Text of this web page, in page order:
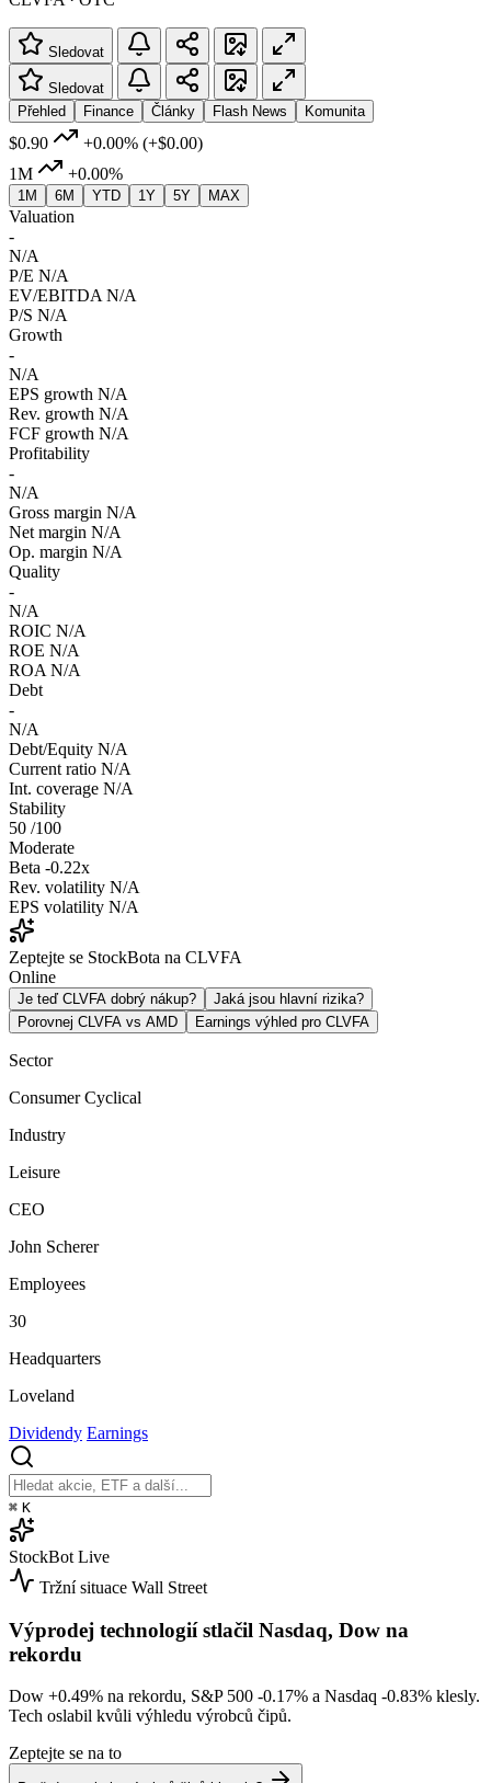
Sledovat
Sledovat
Přehled
Finance Články Flash News Komunita
$0.90 +0.00% (+$0.00)
1M
+0.00%
1M 6M YTD 1Y 5Y MAX
Valuation
-
N/A
P/E N/A
EV/EBITDA N/A
P/S N/A
Growth
-
N/A
EPS growth N/A
Rev. growth N/A
FCF growth N/A
Profitability
-
N/A
Gross margin N/A
Net margin N/A
Op. margin N/A
Quality
-
N/A
ROIC N/A
ROE N/A
ROA N/A
Debt
-
N/A
Debt/Equity N/A
Current ratio N/A
Int. coverage N/A
Stability
50 /100
Moderate
Beta -0.22x
Rev. volatility N/A
EPS volatility N/A
Zeptejte se StockBota na CLVFA
Online
Je teď CLVFA dobrý nákup?
Jaká jsou hlavní rizika?
Porovnej CLVFA vs AMD
Earnings výhled pro CLVFA
Sector
Consumer Cyclical
Industry
Leisure
CEO
John Scherer
Employees
30
Headquarters
Loveland
Dividendy Earnings
⌘ K
StockBot Live
Tržní situace Wall Street
Výprodej technologií stlačil Nasdaq, Dow na
rekordu
Dow +0.49% na rekordu, S&P 500 -0.17% a Nasdaq -0.83% klesly.
Tech oslabil kvůli výhledu výrobců čipů.
Zeptejte se na to